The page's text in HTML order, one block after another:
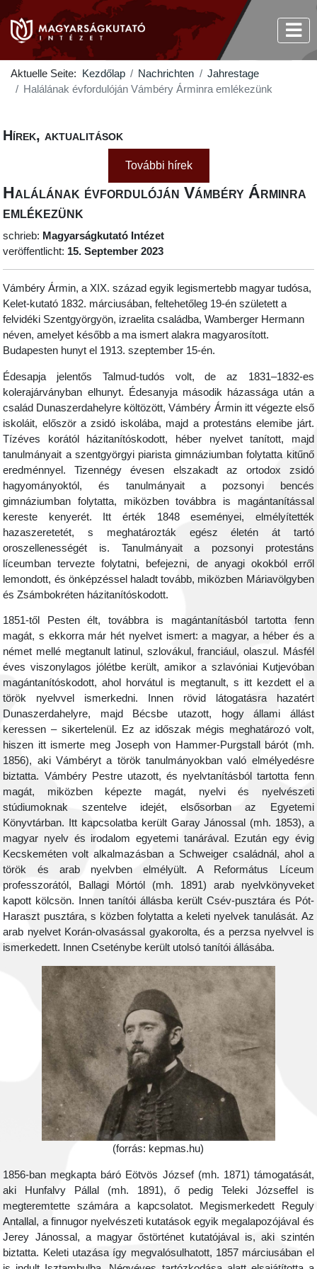
Aktuelle Seite: Kezdőlap Nachrichten
Jahrestage
Halálának évfordulóján Vámbéry Árminra emlékezünk
Hírek, aktualitások
További hírek
Halálának évfordulóján Vámbéry Árminra
emlékezünk
schrieb: Magyarságkutató Intézet
veröffentlicht: 15. September 2023
Vámbéry Ármin, a XIX. század egyik legismertebb magyar tudósa,
Kelet-kutató 1832. márciusában, feltehetőleg 19-én született a
felvidéki Szentgyörgyön, izraelita családba, Wamberger Hermann
néven, amelyet később a ma ismert alakra magyarosított.
Budapesten hunyt el 1913. szeptember 15-én.
Édesapja jelentős Talmud-tudós volt, de az 1831–1832-es
kolerajárványban elhunyt. Édesanyja második házassága után a
család Dunaszerdahelyre költözött, Vámbéry Ármin itt végezte első
iskoláit, először a zsidó iskolába, majd a protestáns elemibe járt.
Tízéves korától házitanítóskodott, héber nyelvet tanított, majd
tanulmányait a szentgyörgyi piarista gimnáziumban folytatta kitűnő
eredménnyel. Tizennégy évesen elszakadt az ortodox zsidó
hagyományoktól, és tanulmányait a pozsonyi bencés
gimnáziumban folytatta, miközben továbbra is magántanítással
kereste kenyerét. Itt érték 1848 eseményei, elmélyítették
hazaszeretetét, s meghatározták egész életén át tartó
oroszellenességét is. Tanulmányait a pozsonyi protestáns
líceumban tervezte folytatni, befejezni, de anyagi okokból erről
lemondott, és önképzéssel haladt tovább, miközben Máriavölgyben
és Zsámbokréten házitanítóskodott.
1851-től Pesten élt, továbbra is magántanításból tartotta fenn
magát, s ekkorra már hét nyelvet ismert: a magyar, a héber és a
német mellé megtanult latinul, szlovákul, franciául, olaszul. Másfél
éves viszonylagos jólétbe került, amikor a szlavóniai Kutjevóban
magántanítóskodott, ahol horvátul is megtanult, s itt kezdett el a
török nyelvvel ismerkedni. Innen rövid látogatásra hazatért
Dunaszerdahelyre, majd Bécsbe utazott, hogy állami állást
keressen – sikertelenül. Ez az időszak mégis meghatározó volt,
hiszen itt ismerte meg Joseph von Hammer-Purgstall bárót (mh.
1856), aki Vámbéryt a török tanulmányokban való elmélyedésre
biztatta. Vámbéry Pestre utazott, és nyelvtanításból tartotta fenn
magát, miközben képezte magát, nyelvi és nyelvészeti
stúdiumoknak szentelve idejét, elsősorban az Egyetemi
Könyvtárban. Itt kapcsolatba került Garay Jánossal (mh. 1853), a
magyar nyelv és irodalom egyetemi tanárával. Ezután egy évig
Kecskeméten volt alkalmazásban a Schweiger családnál, ahol a
török és arab nyelvben elmélyült. A Református Líceum
professzorától, Ballagi Mórtól (mh. 1891) arab nyelvkönyveket
kapott kölcsön. Innen tanítói állásba került Csév-pusztára és Pót-
Haraszt pusztára, s közben folytatta a keleti nyelvek tanulását. Az
arab nyelvet Korán-olvasással gyakorolta, és a perzsa nyelvvel is
ismerkedett. Innen Cseténybe került utolsó tanítói állásába.
(forrás: kepmas.hu)
1856-ban megkapta báró Eötvös József (mh. 1871) támogatását,
aki Hunfalvy Pállal (mh. 1891), ő pedig Teleki Józseffel is
megteremtette számára a kapcsolatot. Megismerkedett Reguly
Antallal, a finnugor nyelvészeti kutatások egyik megalapozójával és
Jerey Jánossal, a magyar őstörténet kutatójával is, aki szintén
biztatta. Keleti utazása így megvalósulhatott, 1857 márciusában el